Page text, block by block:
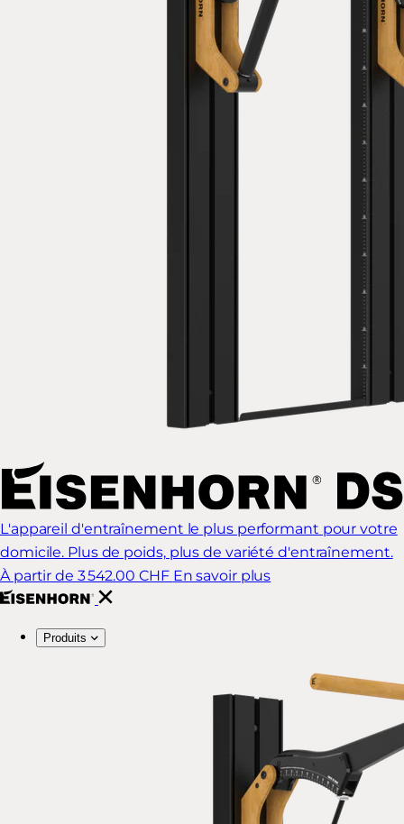
L'appareil d'entraînement le plus performant pour votre
domicile. Plus de poids, plus de variété d'entraînement.
À partir de 3 542.00 CHF En savoir plus
Produits